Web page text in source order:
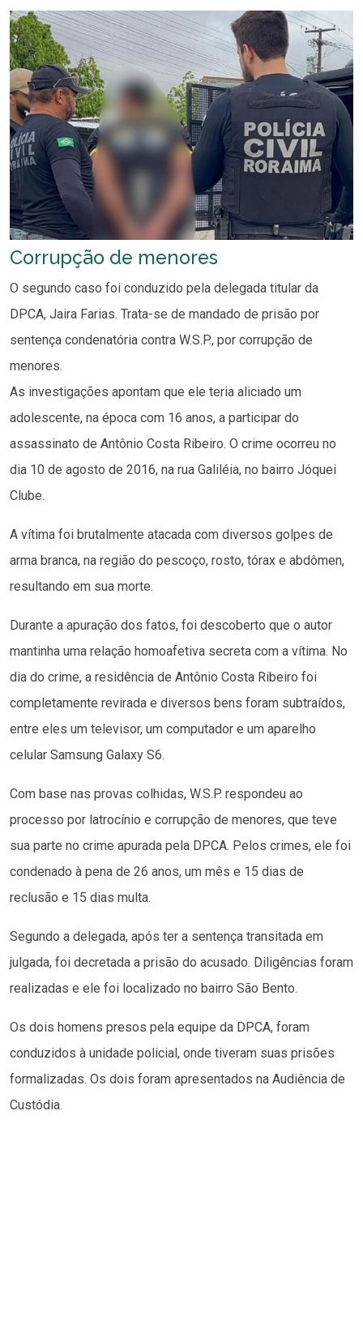
Corrupção de menores
O segundo caso foi conduzido pela delegada titular da
DPCA, Jaira Farias. Trata-se de mandado de prisão por
sentença condenatória contra W.S.P., por corrupção de
menores.
As investigações apontam que ele teria aliciado um
adolescente, na época com 16 anos, a participar do
assassinato de Antônio Costa Ribeiro. O crime ocorreu no
dia 10 de agosto de 2016, na rua Galiléia, no bairro Jóquei
Clube.
A vítima foi brutalmente atacada com diversos golpes de
arma branca, na região do pescoço, rosto, tórax e abdômen,
resultando em sua morte.
Durante a apuração dos fatos, foi descoberto que o autor
mantinha uma relação homoafetiva secreta com a vítima. No
dia do crime, a residência de Antônio Costa Ribeiro foi
completamente revirada e diversos bens foram subtraídos,
entre eles um televisor, um computador e um aparelho
celular Samsung Galaxy S6.
Com base nas provas colhidas, W.S.P. respondeu ao
processo por latrocínio e corrupção de menores, que teve
sua parte no crime apurada pela DPCA. Pelos crimes, ele foi
condenado à pena de 26 anos, um mês e 15 dias de
reclusão e 15 dias multa.
Segundo a delegada, após ter a sentença transitada em
julgada, foi decretada a prisão do acusado. Diligências foram
realizadas e ele foi localizado no bairro São Bento.
Os dois homens presos pela equipe da DPCA, foram
conduzidos à unidade policial, onde tiveram suas prisões
formalizadas. Os dois foram apresentados na Audiência de
Custódia.